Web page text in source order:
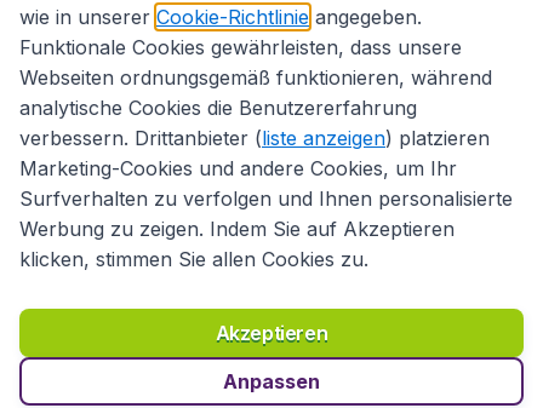
Richtlinien und Bedingungen
Haftungsausschluss
Datenschutzerklärung
Cookies Copyright © 2026
wie in unserer Cookie-Richtlinie angegeben.
Funktionale Cookies gewährleisten, dass unsere
Webseiten ordnungsgemäß funktionieren, während
analytische Cookies die Benutzererfahrung
verbessern. Drittanbieter (liste anzeigen) platzieren
Marketing-Cookies und andere Cookies, um Ihr
Surfverhalten zu verfolgen und Ihnen personalisierte
Werbung zu zeigen. Indem Sie auf Akzeptieren
klicken, stimmen Sie allen Cookies zu.
Akzeptieren
Anpassen